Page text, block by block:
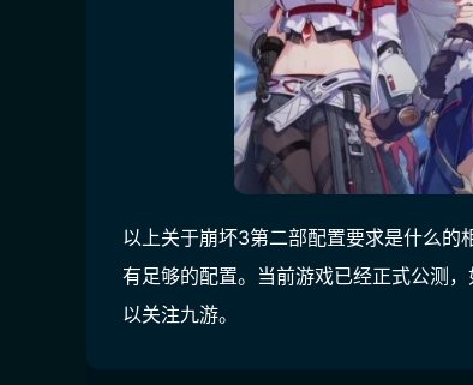
以上关于崩坏3第二部配置要求是什么的
有足够的配置。当前游戏已经正式公测
以关注九游。